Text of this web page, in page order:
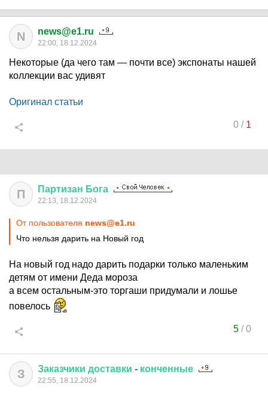
N news@e1.ru
22:00, 18.12.2024
Некоторые (да чего там — почти все) экспонаты нашей
коллекции вас удивят
Оригинал статьи
0/ 1
П Партизан Бога
22:13, 18.12.2024
От пользователя news@e1.ru
Что нельзя дарить на Новый год
На новый год надо дарить подарки только маленьким
детям от имени Деда мороза
а всем остальным-это торгаши придумали и лошье
повелось
5/0
З Заказчики доставки - конченные
22:55, 18.12.2024